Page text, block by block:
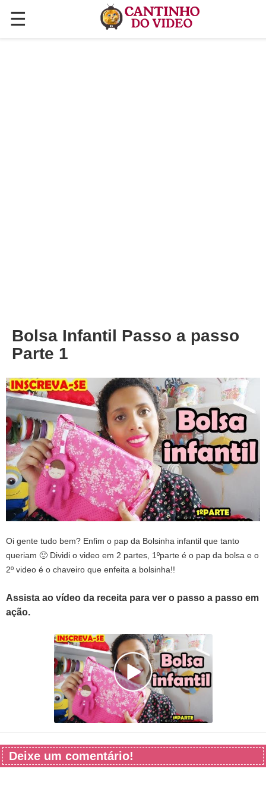
☰
✕
Bolsa Infantil Passo a passo
Parte 1
Oi gente tudo bem? Enfim o pap da Bolsinha infantil que tanto
queriam 🙂 Dividi o video em 2 partes, 1ºparte é o pap da bolsa e o
2º video é o chaveiro que enfeita a bolsinha!!
Assista ao vídeo da receita para ver o passo a passo em
ação.
Deixe um comentário!